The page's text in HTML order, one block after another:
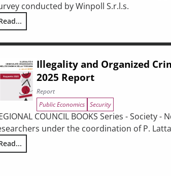
AND BUILDING ENERGY
conducted by Winpoll S.r.l.s.
ante analysis of the effects of spending
incentives and policy perspectives
Illegality and Organized
2025 Report
Report
Public Economics Security
COUNCIL BOOKS Series - Society
under the coordination of P.
and Organized Crime in Tuscany’s